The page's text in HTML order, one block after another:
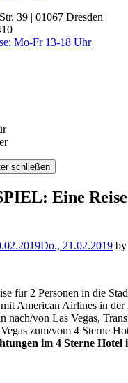
39 | 01067 Dresden
Mo-Fr 13-18 Uhr
schließen
Eine
Do., 21.02.2019 by
für 2 Personen in die
American Airlines in der
nach/von Las Vegas,
zum/vom 4 Sterne
im 4 Sterne